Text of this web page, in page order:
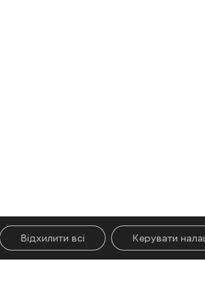
Відхилити всі Керувати